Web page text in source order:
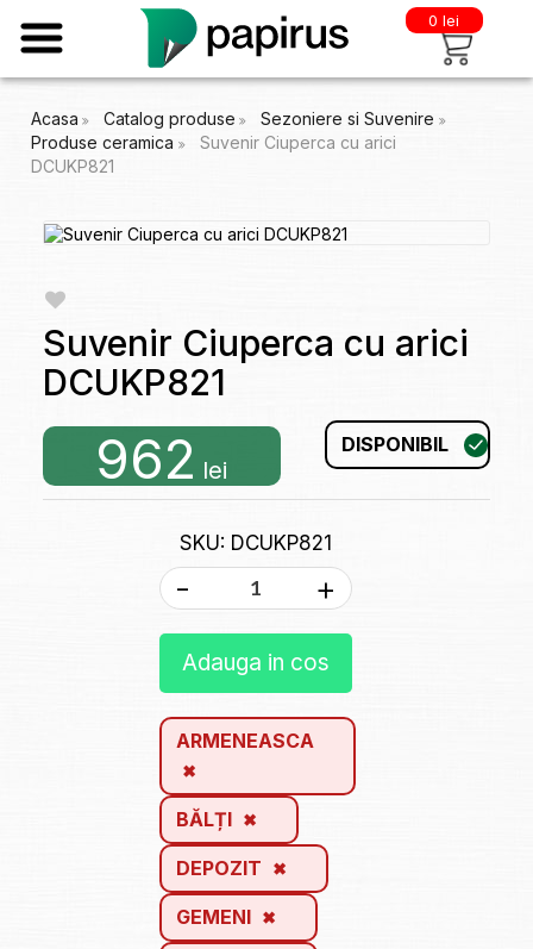
0 lei
Acasa Catalog produse
Sezoniere si Suvenire
Produse ceramica
Suvenir Ciuperca cu arici
DCUKP821
Suvenir Ciuperca cu arici
DCUKP821
962 lei
DISPONIBIL
SKU: DCUKP821
- +
Adauga in cos
ARMENEASCA
BĂLȚI
DEPOZIT
GEMENI